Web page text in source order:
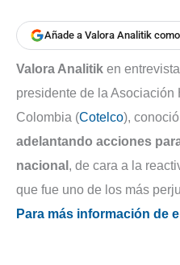
Añade a Valora Analitik
Valora Analitik en
presidente de la Asociación
Colombia (Cotelco),
adelantando acciones
nacional , de cara a la
que fue uno de los más
Para más información de